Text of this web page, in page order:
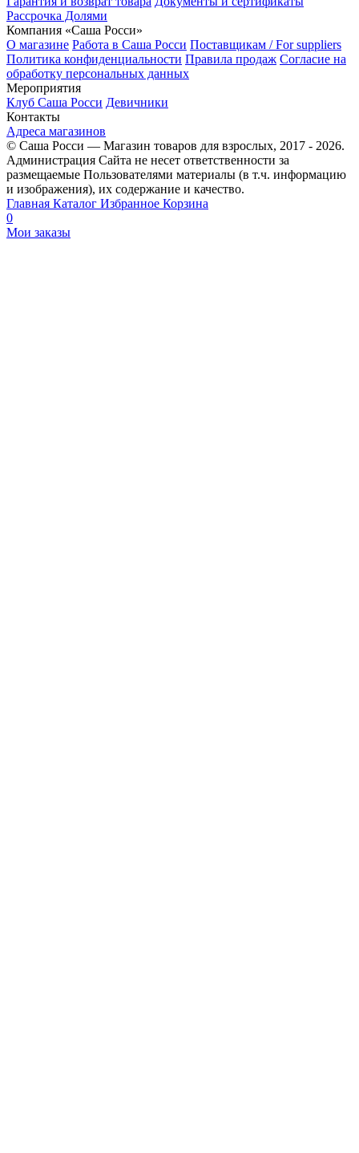
Рассрочка Долями
Компания «Саша Росси»
О магазине Работа в Саша Росси Поставщикам / For suppliers
Политика конфиденциальности Правила продаж Согласие на
обработку персональных данных
Мероприятия
Клуб Саша Росси Девичники
Контакты
Адреса магазинов
© Саша Росси — Магазин товаров для взрослых, 2017 - 2026.
Администрация Сайта не несет ответственности за
размещаемые Пользователями материалы (в т.ч. информацию
и изображения), их содержание и качество.
Главная Каталог Избранное Корзина
0
Мои заказы